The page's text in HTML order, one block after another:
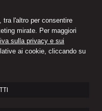
tra l'altro per consentire
mirate. Per maggiori
sulla privacy e sui
ai cookie, cliccando su